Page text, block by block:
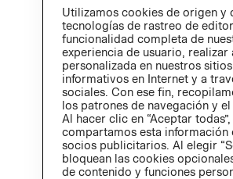
Utilizamos cookies de origen y
tecnologías de rastreo de
funcionalidad completa de
experiencia de usuario,
personalizada en nuestros
informativos en Internet y a
sociales. Con ese fin,
los patrones de navegación y
Al hacer clic en “Aceptar
compartamos esta
socios publicitarios. Al elegir
bloquean las cookies
de contenido y funciones